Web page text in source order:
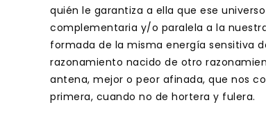
quién le garantiza a ella que ese
complementaria y/o paralela a la
formada de la misma energía sensitiva
razonamiento nacido de otro
antena, mejor o peor afinada, que nos
primera, cuando no de hortera y fulera.